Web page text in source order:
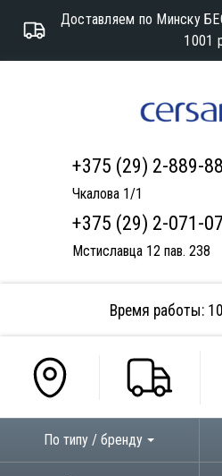
Доставляем по Минску
1001
+375 (29) 2-889-
Чкалова 1/1
+375 (29) 2-071-
Мстиславца 12 пав. 238
Время работы:
По типу / бренду